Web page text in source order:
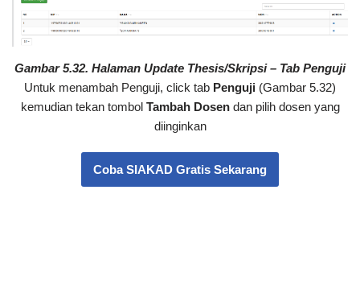
Gambar 5.32. Halaman Update Thesis/Skripsi – Tab Penguji
Untuk menambah Penguji, click tab Penguji (Gambar 5.32)
kemudian tekan tombol Tambah Dosendan pilih dosen yang
diinginkan
Coba SIAKAD Gratis Sekarang